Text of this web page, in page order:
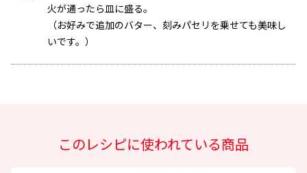
メールアドレス
火が通ったら皿に盛る。
（お好みで追加のバター、刻みパセリを乗せても美味し
いです。）
このレシピに使われている商品